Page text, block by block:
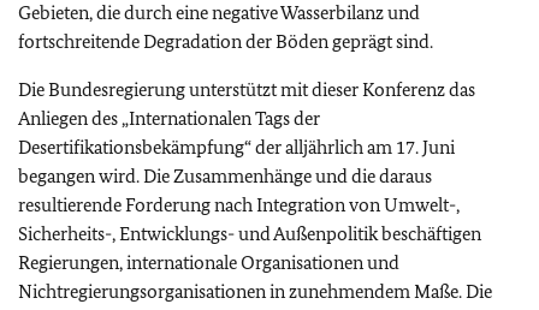
Gebieten, die durch eine negative Wasserbilanz und
fortschreitende Degradation der Böden geprägt sind.
Die Bundesregierung unterstützt mit dieser Konferenz das
Anliegen des „Internationalen Tags der
Desertifikationsbekämpfung“ der alljährlich am 17. Juni
begangen wird. Die Zusammenhänge und die daraus
resultierende Forderung nach Integration von Umwelt-,
Sicherheits-, Entwicklungs- und Außenpolitik beschäftigen
Regierungen, internationale Organisationen und
Nichtregierungsorganisationen in zunehmendem Maße. Die